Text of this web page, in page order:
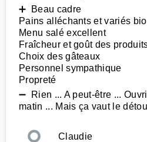
➕ Beau cadre
Pains alléchants et variés bio
Menu salé excellent
Fraîcheur et goût des
Choix des gâteaux
Personnel sympathique
Propreté
➖ Rien ... A peut-être ...
matin ... Mais ça vaut le
Claudie